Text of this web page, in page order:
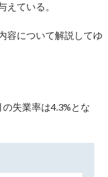
えている。
容について解説してゆ
失業率は4.3%とな